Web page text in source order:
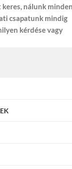
nálunk
csapatunk mindig
kérdése vagy